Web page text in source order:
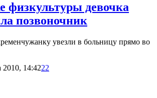
физкультуры девочка
позвоночник
увезли в больницу прямо во
2010, 14:4222